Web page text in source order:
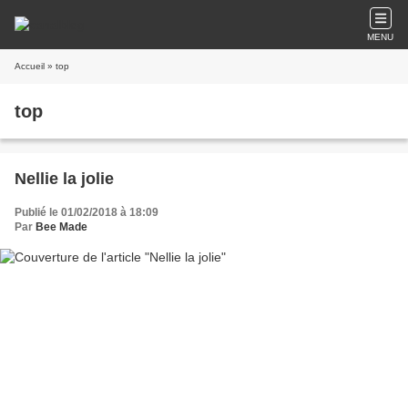
MENU
Accueil » top
top
Nellie la jolie
Publié le 01/02/2018 à 18:09
Par Bee Made